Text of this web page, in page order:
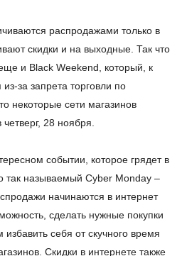
распродажами только в
скидки и на выходные. Так что
и Black Weekend, который, к
за запрета торговли по
некоторые сети магазинов
28 ноября.
событии, которое грядет в
так называемый Cyber Monday –
начинаются в интернет
сделать нужные покупки
себя от скучного время
Скидки в интернете также